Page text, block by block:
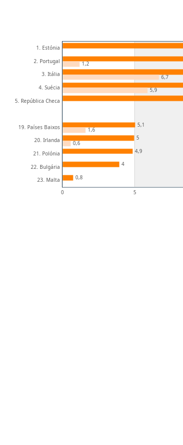
0 5
1. Estónia
2. Portugal
3. Itália
4. Suécia
5. República Checa
19. Países Baixos
20. Irlanda
21. Polónia
22. Bulgária
23. Malta
5,1
5
4,9
4
0,8
1,2
6,7
5,9
1,6
0,6